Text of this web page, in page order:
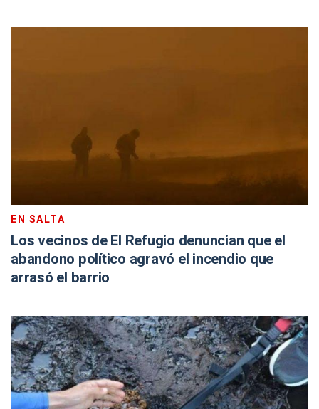
EN SALTA
Los vecinos de El Refugio denuncian que el
abandono político agravó el incendio que
arrasó el barrio